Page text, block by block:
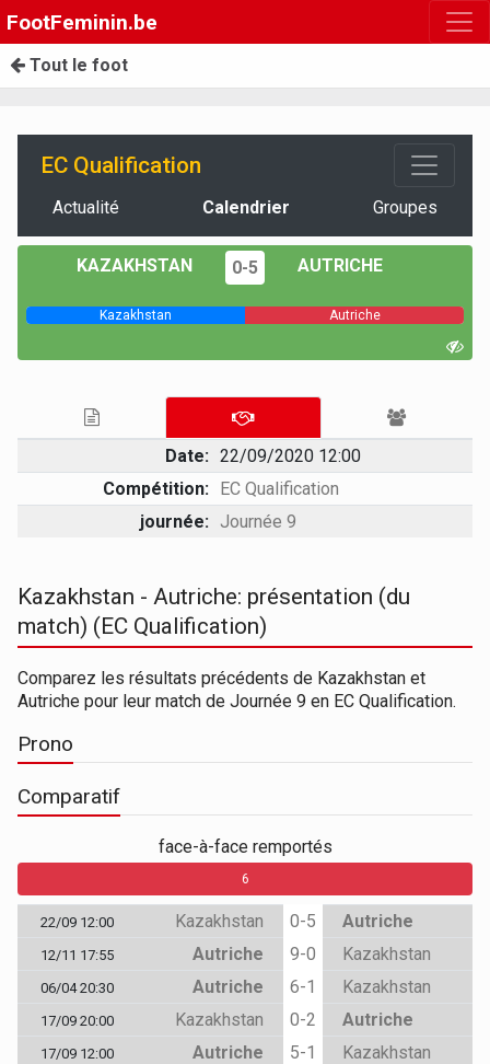
FootFeminin.be
Tout le foot
EC Qualification
Actualité Calendrier Groupes
KAZAKHSTAN 0-5 AUTRICHE
Kazakhstan Autriche
Date: 22/09/2020 12:00
Compétition: EC Qualification
journée: Journée 9
Kazakhstan - Autriche: présentation (du
match) (EC Qualification)
Comparez les résultats précédents de Kazakhstan et
Autriche pour leur match de Journée 9 en EC Qualification.
Prono
Comparatif
face-à-face remportés
6
22/09 12:00 Kazakhstan 0-5 Autriche
12/11 17:55 Autriche 9-0 Kazakhstan
06/04 20:30 Autriche 6-1 Kazakhstan
17/09 20:00 Kazakhstan 0-2 Autriche
17/09 12:00 Autriche 5-1 Kazakhstan